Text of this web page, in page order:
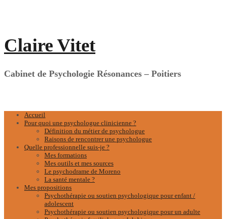
Claire Vitet
Cabinet de Psychologie Résonances – Poitiers
Accueil
Pour quoi une psychologue clinicienne ?
Définition du métier de psychologue
Raisons de rencontrer une psychologue
Quelle professionnelle suis-je ?
Mes formations
Mes outils et mes sources
Le psychodrame de Moreno
La santé mentale ?
Mes propositions
Psychothérapie ou soutien psychologique pour enfant /
adolescent
Psychothérapie ou soutien psychologique pour un adulte